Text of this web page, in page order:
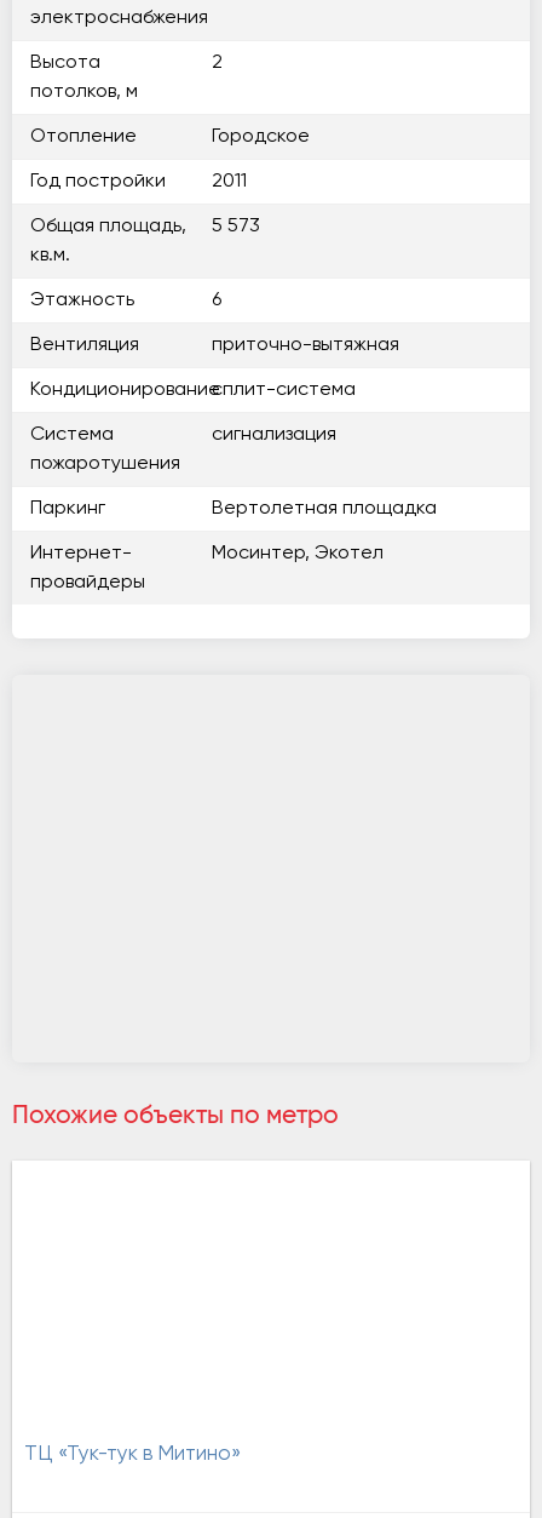
электроснабжения
Высота
потолков, м
2
Отопление Городское
Год постройки 2011
Общая площадь,
кв.м.
5 573
Этажность 6
Вентиляция приточно-вытяжная
Кондиционированиесплит-система
Система
пожаротушения
сигнализация
Паркинг Вертолетная площадка
Интернет-
провайдеры
Мосинтер, Экотел
Похожие объекты по метро
ТЦ «Тук-тук в Митино»